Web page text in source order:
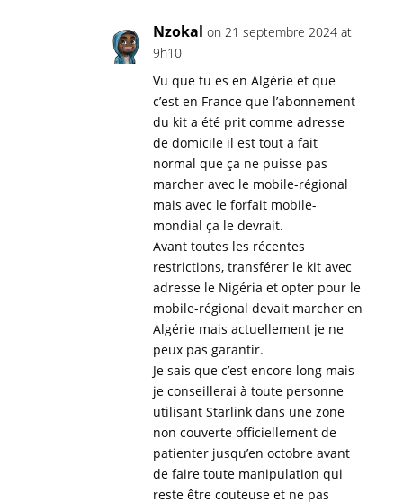
Nzokal on 21 septembre 2024 at
9h10
Vu que tu es en Algérie et que
c’est en France que l’abonnement
du kit a été prit comme adresse
de domicile il est tout a fait
normal que ça ne puisse pas
marcher avec le mobile-régional
mais avec le forfait mobile-
mondial ça le devrait.
Avant toutes les récentes
restrictions, transférer le kit avec
adresse le Nigéria et opter pour le
mobile-régional devait marcher en
Algérie mais actuellement je ne
peux pas garantir.
Je sais que c’est encore long mais
je conseillerai à toute personne
utilisant Starlink dans une zone
non couverte officiellement de
patienter jusqu’en octobre avant
de faire toute manipulation qui
reste être couteuse et ne pas